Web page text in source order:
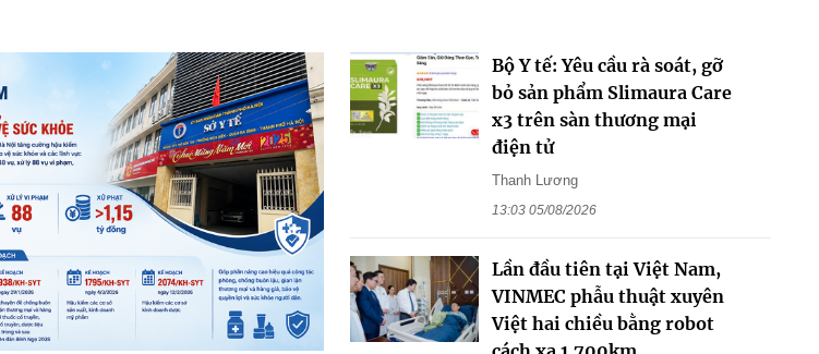
Bộ Y tế: Yêu cầu rà soát, gỡ
bỏ sản phẩm Slimaura Care
x3 trên sàn thương mại
điện tử
Thanh Lương
13:03 05/08/2026
Lần đầu tiên tại Việt Nam,
VINMEC phẫu thuật xuyên
Việt hai chiều bằng robot